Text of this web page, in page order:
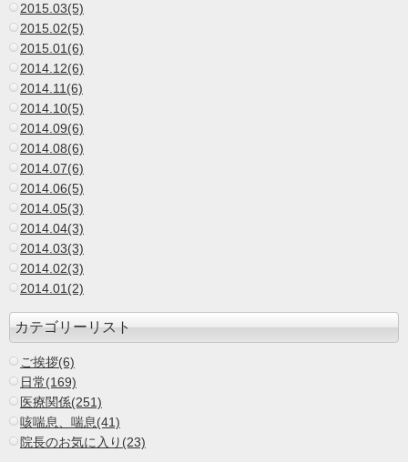
2015.03(5)
2015.02(5)
2015.01(6)
2014.12(6)
2014.11(6)
2014.10(5)
2014.09(6)
2014.08(6)
2014.07(6)
2014.06(5)
2014.05(3)
2014.04(3)
2014.03(3)
2014.02(3)
2014.01(2)
カテゴリーリスト
ご挨拶(6)
日常(169)
医療関係(251)
咳喘息、喘息(41)
院長のお気に入り(23)